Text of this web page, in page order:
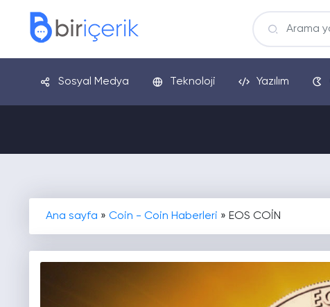
Sosyal Medya Teknoloji Yazılım
Ana sayfa » Coin - Coin Haberleri » EOS COİN